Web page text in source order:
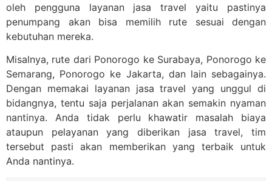
oleh pengguna layanan jasa travel yaitu pastinya
penumpang akan bisa memilih rute sesuai dengan
kebutuhan mereka.
Misalnya, rute dari Ponorogo ke Surabaya, Ponorogo ke
Semarang, Ponorogo ke Jakarta, dan lain sebagainya.
Dengan memakai layanan jasa travel yang unggul di
bidangnya, tentu saja perjalanan akan semakin nyaman
nantinya. Anda tidak perlu khawatir masalah biaya
ataupun pelayanan yang diberikan jasa travel, tim
tersebut pasti akan memberikan yang terbaik untuk
Anda nantinya.